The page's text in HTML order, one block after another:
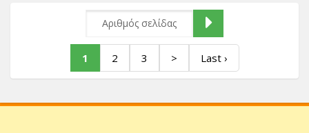
1 2 3 > Last ›